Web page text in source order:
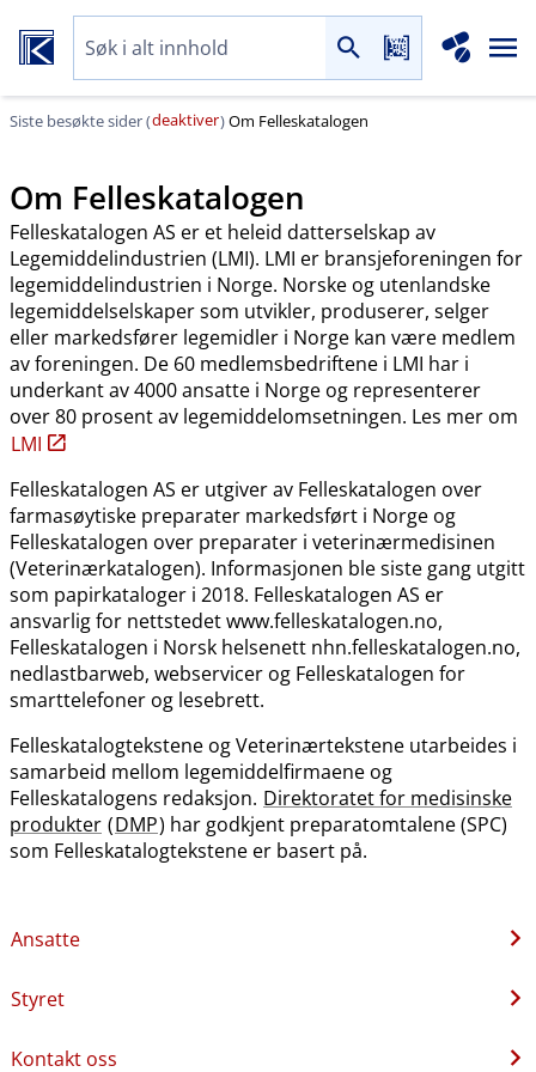
Siste besøkte sider (deaktiver)Om Felleskatalogen
Om Felleskatalogen
Felleskatalogen AS er et heleid datterselskap av
Legemiddelindustrien (LMI). LMI er bransjeforeningen for
legemiddelindustrien i Norge. Norske og utenlandske
legemiddelselskaper som utvikler, produserer, selger
eller markedsfører legemidler i Norge kan være medlem
av foreningen. De 60 medlemsbedriftene i LMI har i
underkant av 4000 ansatte i Norge og representerer
over 80 prosent av legemiddelomsetningen. Les mer om
LMI
Felleskatalogen AS er utgiver av Felleskatalogen over
farmasøytiske preparater markedsført i Norge og
Felleskatalogen over preparater i veterinærmedisinen
(Veterinærkatalogen). Informasjonen ble siste gang utgitt
som papirkataloger i 2018. Felleskatalogen AS er
ansvarlig for nettstedet www.felleskatalogen.no,
Felleskatalogen i Norsk helsenett nhn.felleskatalogen.no,
nedlastbarweb, webservicer og Felleskatalogen for
smarttelefoner og lesebrett.
Felleskatalogtekstene og Veterinærtekstene utarbeides i
samarbeid mellom legemiddelfirmaene og
Felleskatalogens redaksjon. Direktoratet for medisinske
produkter (DMP) har godkjent preparatomtalene (SPC)
som Felleskatalogtekstene er basert på.
Ansatte
Styret
Kontakt oss